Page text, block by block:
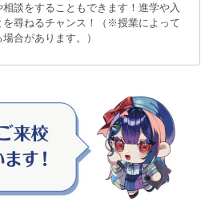
談をすることもできます！進学や入
を尋ねるチャンス！（※授業によって
合があります。）